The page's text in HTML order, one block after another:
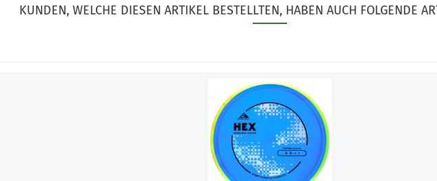
KUNDEN, WELCHE DIESEN ARTIKEL BESTELLTEN, HABEN AUCH FOLGENDE